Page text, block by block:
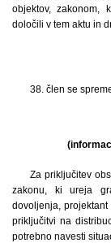
objektov, zakonom,
določili v tem aktu in
38. člen se
Za priključitev
zakonu, ki ureja
dovoljenja,
priključitvi na
potrebno navesti